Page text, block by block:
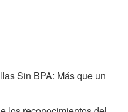
Sin BPA: Más que un